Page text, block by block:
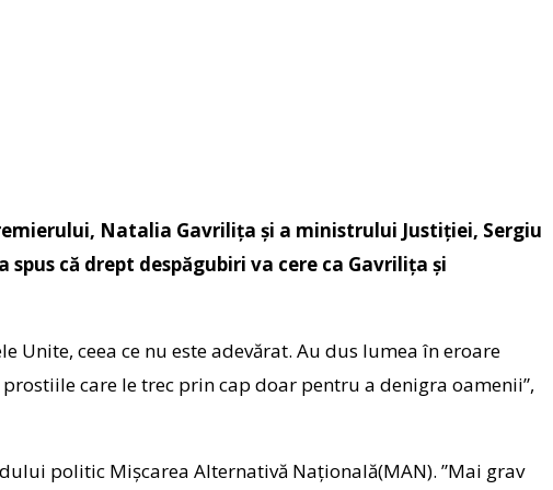
Natalia Gavrilița și a ministrului Justiției, Sergiu
că drept despăgubiri va cere ca Gavrilița și
Unite, ceea ce nu este adevărat. Au dus lumea în eroare
care le trec prin cap doar pentru a denigra oamenii”,
politic Mișcarea Alternativă Națională(MAN). ”Mai grav